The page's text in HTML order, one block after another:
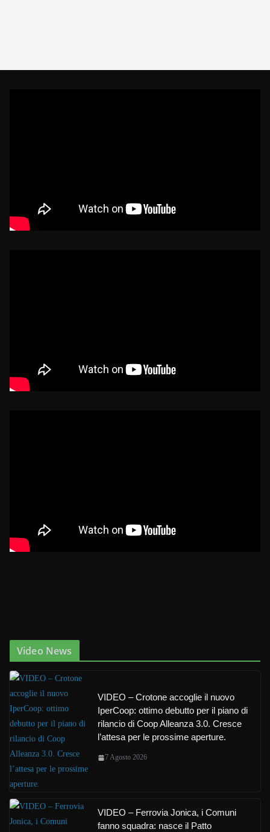
Video News
VIDEO – Crotone accoglie il nuovo
IperCoop: ottimo debutto per il piano di
rilancio di Coop Alleanza 3.0. Cresce
l’attesa per le prossime aperture.
7 Agosto 2026
VIDEO – Ferrovia Jonica, i Comuni
fanno squadra: nasce il Patto